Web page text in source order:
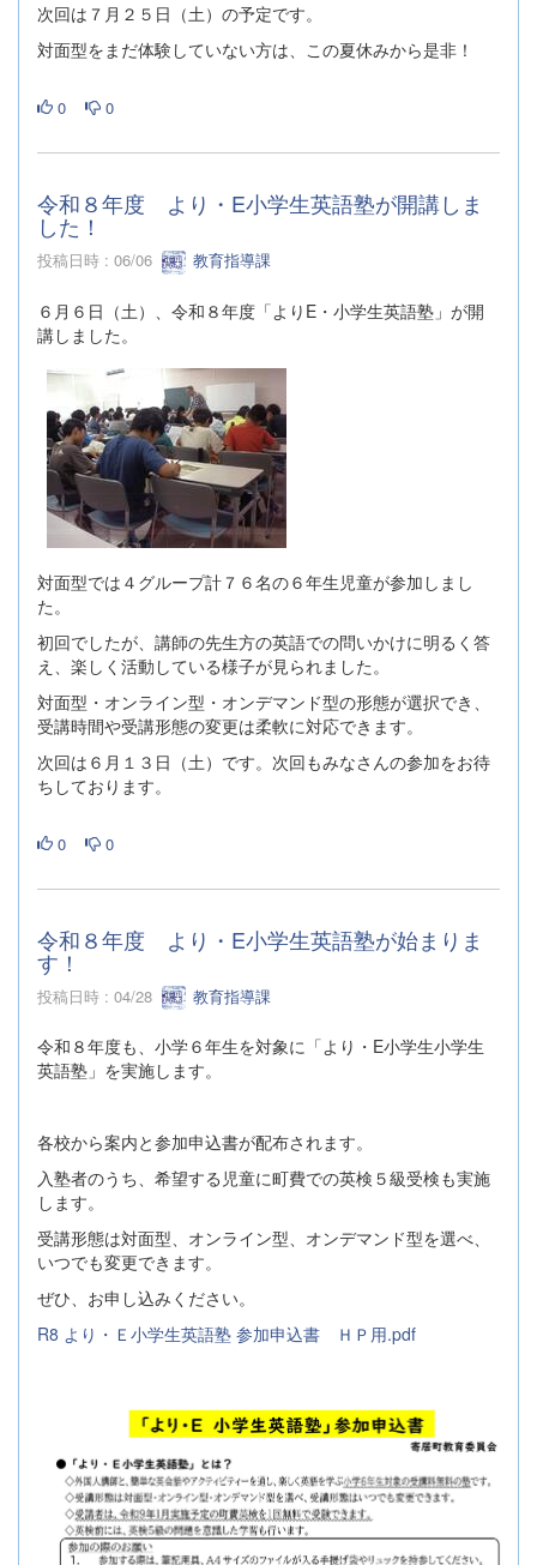
次回は７月２５日（土）の予定です。
対面型をまだ体験していない方は、この夏休みから是非！
0 0
令和８年度 より・E小学生英語塾が開講しま
した！
投稿日時 : 06/06 教育指導課
６月６日（土）、令和８年度「よりE・小学生英語塾」が開
講しました。
対面型では４グループ計７６名の６年生児童が参加しまし
た。
初回でしたが、講師の先生方の英語での問いかけに明るく答
え、楽しく活動している様子が見られました。
対面型・オンライン型・オンデマンド型の形態が選択でき、
受講時間や受講形態の変更は柔軟に対応できます。
次回は６月１３日（土）です。次回もみなさんの参加をお待
ちしております。
0 0
令和８年度 より・E小学生英語塾が始まりま
す！
投稿日時 : 04/28 教育指導課
令和８年度も、小学６年生を対象に「より・E小学生小学生
英語塾」を実施します。
各校から案内と参加申込書が配布されます。
入塾者のうち、希望する児童に町費での英検５級受検も実施
します。
受講形態は対面型、オンライン型、オンデマンド型を選べ、
いつでも変更できます。
ぜひ、お申し込みください。
R8 より・Ｅ小学生英語塾 参加申込書 ＨＰ用.pdf